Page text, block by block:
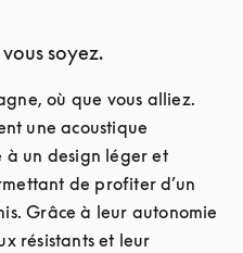
soyez.
où que vous alliez.
une acoustique
à un design léger et
de profiter d’un
Grâce à leur autonomie
résistants et leur